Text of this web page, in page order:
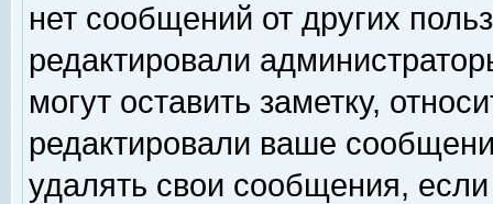
нет сообщений от других
редактировали
могут оставить заметку,
редактировали ваше
удалять свои сообщения,